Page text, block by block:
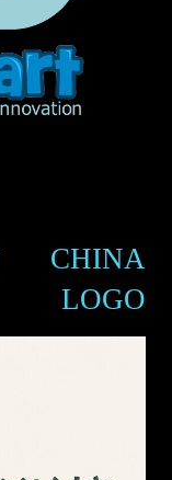
CHINA
LOGO